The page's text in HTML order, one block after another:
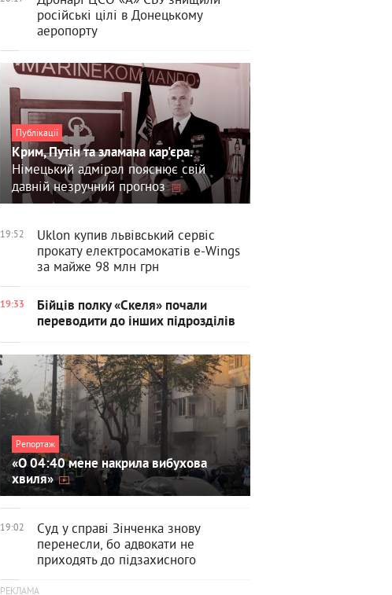
російські цілі в Донецькому
аеропорту
Публікації
Крим, Путін та зламана кар'єра.
Німецький адмірал пояснює свій
давній незручний прогноз
19:52
Uklon купив львівський сервіс
прокату електросамокатів e-Wings
за майже 98 млн грн
19:33
Бійців полку «Скеля» почали
переводити до інших підрозділів
Репортаж
«О 04:40 мене накрила вибухова
хвиля»
19:02
Суд у справі Зінченка знову
перенесли, бо адвокати не
приходять до підзахисного